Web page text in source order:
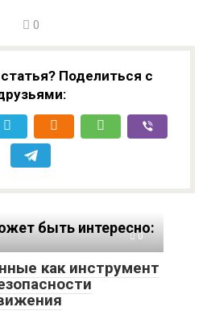
0
Поделиться с
быть интересно:
0
как инструмент